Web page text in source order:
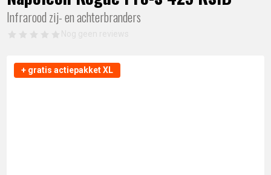
Infrarood zij- en achterbranders
+ gratis actiepakket XL